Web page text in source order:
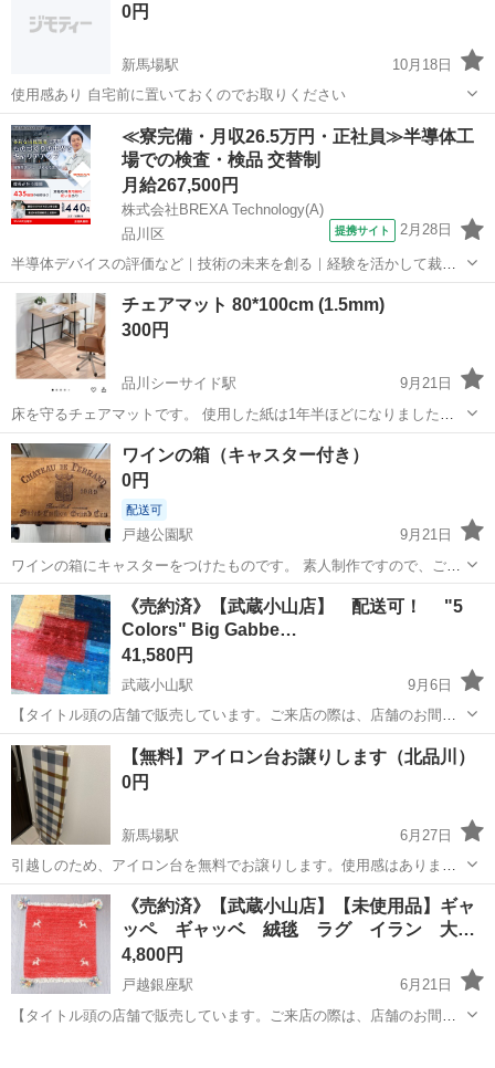
0円
新馬場駅
10月18日
使用感あり 自宅前に置いておくのでお取りください
東京 品川区 新馬場駅 カーペット/マット/ラグ 珪藻土
≪寮完備・月収26.5万円・正社員≫半導体工
場での検査・検品 交替制
月給267,500円
株式会社BREXA Technology(A)
品川区
提携サイト 2月28日
半導体デバイスの評価など｜技術の未来を創る｜経験を活かして裁量
を広げる／安定と挑戦を両立できる環境 半導体デバイスの評価など 半
導体デバイス、電子部品の信頼性評価、解析業務 試験装置の操作・デ
ータ測定・記録、レポート作成 ...
東京 品川区
チェアマット 80*100cm (1.5mm)
300円
品川シーサイド駅
9月21日
床を守るチェアマットです。 使用した紙は1年半ほどになりました
が、上に別々にカーペットを敷いて使用したため、特に大きく傷や変
色した部分のない美品です。 2,000円少し以上与えて購入しましたが
これ以上使用しないので安く...
東京 品川区 品川シーサイド駅 カーペット/マット/ラグ
マット
ワインの箱（キャスター付き）
0円
配送可
戸越公園駅
9月21日
ワインの箱にキャスターをつけたものです。 素人制作ですので、ご了
承ください。 底は、ササクレてるので、ダンボールを接着していま
す。 戸越公園近くの自宅まで撮りにきてください。 よろしくお願い申
し上げます。
東京 品川区 戸越公園駅 カーペット/マット/ラグ
キャスター
《売約済》【武蔵小山店】 配送可！ "5
Colors" Big Gabbe…
41,580円
武蔵小山駅
9月6日
【タイトル頭の店舗で販売しています。ご来店の際は、店舗のお間違
えにお気を付け下さい！】 □◆□◆□◆□◆□◆□◆□◆□◆□ 販売・買取
専門店 リサイクルショップ ランバールーム LUMBER ROOM ...
東京 品川区 武蔵小山駅 カーペット/マット/ラグ
ギャッベ
【無料】アイロン台お譲りします（北品川）
0円
新馬場駅
6月27日
引越しのため、アイロン台を無料でお譲りします。使用感はあります
が、まだ問題なく使えます。 ■引き渡し希望日時： ・6月27日（金）
17:00～19:00 ・6月28日（土）17:00～18:00 ■引き渡し場所：北品川
（...
東京 品川区 新馬場駅 カーペット/マット/ラグ
アイロン台
《売約済》【武蔵小山店】【未使用品】ギャ
ッペ ギャッベ 絨毯 ラグ イラン 大…
4,800円
戸越銀座駅
6月21日
【タイトル頭の店舗で販売しています。ご来店の際は、店舗のお間違